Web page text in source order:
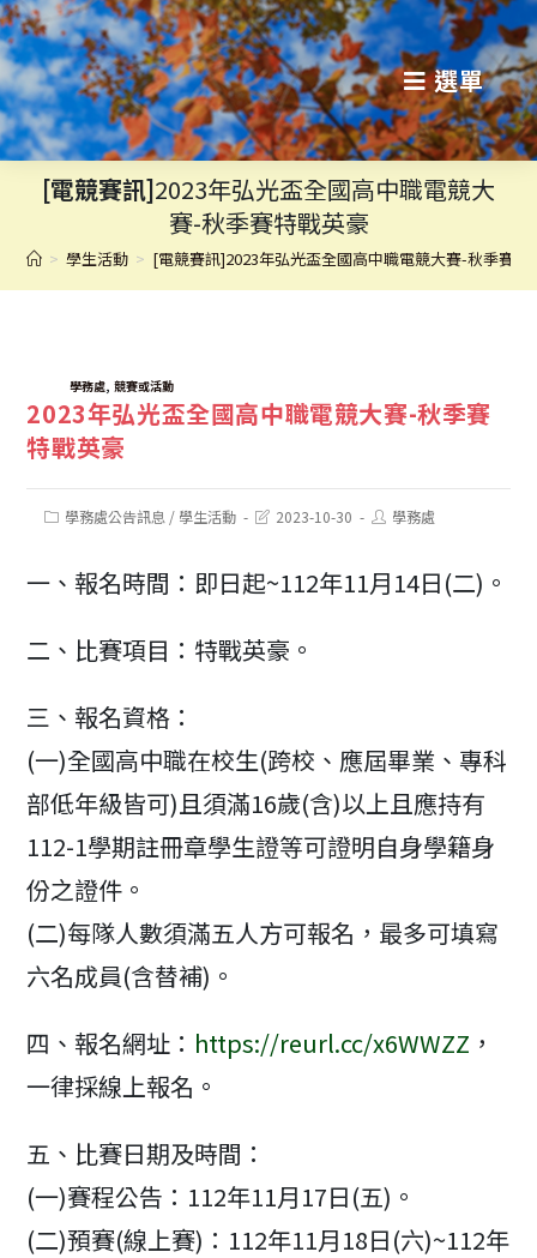
跳
轉
至
主
選單
[電競賽訊]2023年弘光盃全國高中職電競大
賽-秋季賽特戰英豪
> 學生活動 > [電競賽訊]2023年弘光盃全國高中職電競大賽-秋季賽特
TAGS:學務處, 競賽或活動
2023年弘光盃全國高中職電競大賽-秋季賽
特戰英豪
Post學務處公告訊息 / 學生活動
Post2023-10-30
Post學務處
一、報名時間：即日起~112年11月14日(二)。
二、比賽項目：特戰英豪。
三、報名資格：
(一)全國高中職在校生(跨校、應屆畢業、專科
部低年級皆可)且須滿16歲(含)以上且應持有
112-1學期註冊章學生證等可證明自身學籍身
份之證件。
(二)每隊人數須滿五人方可報名，最多可填寫
六名成員(含替補)。
四、報名網址： https://reurl.cc/x6WWZZ ，
一律採線上報名。
五、比賽日期及時間：
(一)賽程公告：112年11月17日(五)。
(二)預賽(線上賽)：112年11月18日(六)~112年